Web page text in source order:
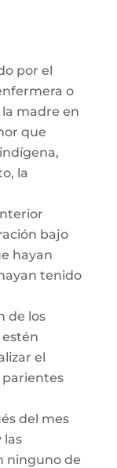
por el
o
madre en
que
la
bajo
hayan
tenido
de los
estén
el
parientes
del mes
las
ninguno de